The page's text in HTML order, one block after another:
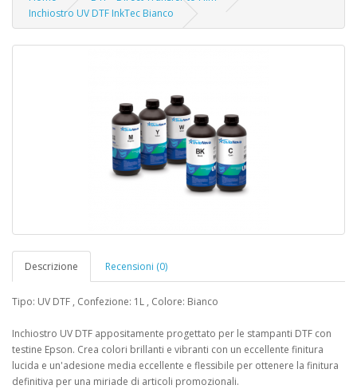
Inchiostro UV DTF InkTec Bianco
Descrizione Recensioni (0)
Tipo: UV DTF , Confezione: 1L , Colore: Bianco
Inchiostro UV DTF appositamente progettato per le stampanti DTF con
testine Epson. Crea colori brillanti e vibranti con un eccellente finitura
lucida e un'adesione media eccellente e flessibile per ottenere la finitura
definitiva per una miriade di articoli promozionali.